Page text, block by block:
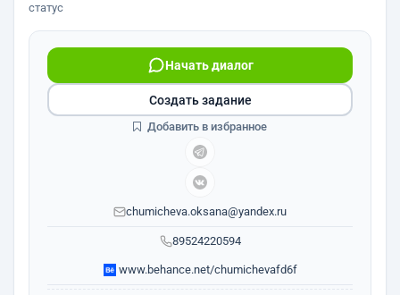
статус
89524220594
Начать диалог
chumicheva.oksana@yandex.ru
www.behance.net/chumichevafd6f
Создать задание
Добавить в избранное